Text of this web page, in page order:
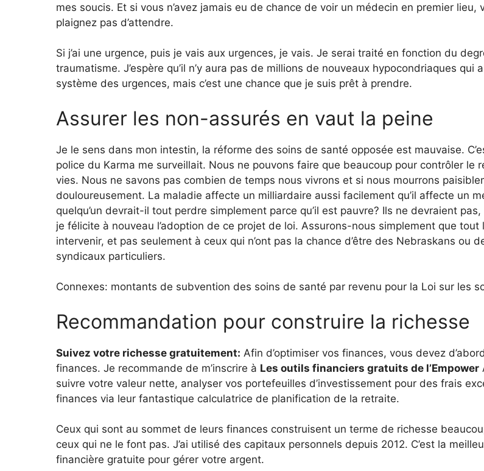
mes soucis. Et si vous n’avez jamais eu de chance de voir un médecin en premier lieu,
plaignez pas d’attendre.
Si j’ai une urgence, puis je vais aux urgences, je vais. Je serai traité en fonction du
traumatisme. J’espère qu’il n’y aura pas de millions de nouveaux hypocondriaques qui
système des urgences, mais c’est une chance que je suis prêt à prendre.
Assurer les non-assurés en vaut la peine
Je le sens dans mon intestin, la réforme des soins de santé opposée est mauvaise.
police du Karma me surveillait. Nous ne pouvons faire que beaucoup pour contrôler le
vies. Nous ne savons pas combien de temps nous vivrons et si nous mourrons
douloureusement. La maladie affecte un milliardaire aussi facilement qu’il affecte un
quelqu’un devrait-il tout perdre simplement parce qu’il est pauvre? Ils ne devraient pas,
je félicite à nouveau l’adoption de ce projet de loi. Assurons-nous simplement que tout
intervenir, et pas seulement à ceux qui n’ont pas la chance d’être des Nebraskans ou
syndicaux particuliers.
Connexes: montants de subvention des soins de santé par revenu pour la Loi sur les
Recommandation pour construire la richesse
Suivez votre richesse gratuitement: Afin d’optimiser vos finances, vous devez
finances. Je recommande de m’inscrire à Les outils financiers gratuits de l’Empower
suivre votre valeur nette, analyser vos portefeuilles d’investissement pour des frais
finances via leur fantastique calculatrice de planification de la retraite.
Ceux qui sont au sommet de leurs finances construisent un terme de richesse
ceux qui ne le font pas. J’ai utilisé des capitaux personnels depuis 2012. C’est la
financière gratuite pour gérer votre argent.